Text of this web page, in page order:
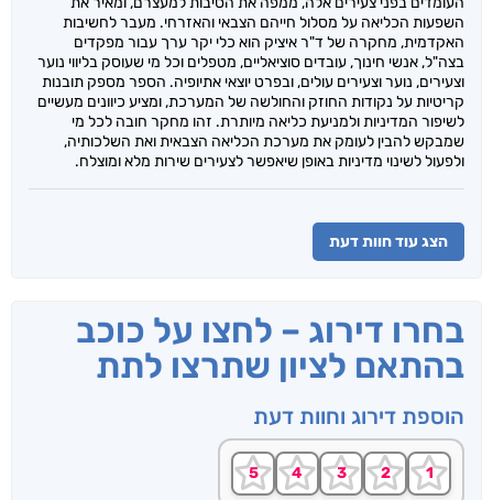
השפעות הכליאה על מסלול חייהם הצבאי והאזרחי. מעבר לחשיבות
האקדמית, מחקרה של ד"ר איציק הוא כלי יקר ערך עבור מפקדים
בצה"ל, אנשי חינוך, עובדים סוציאליים, מטפלים וכל מי שעוסק בליווי נוער
וצעירים, נוער וצעירים עולים, ובפרט יוצאי אתיופיה. הספר מספק תובנות
קריטיות על נקודות החוזק והחולשה של המערכת, ומציע כיוונים מעשיים
לשיפור המדיניות ולמניעת כליאה מיותרת. זהו מחקר חובה לכל מי
שמבקש להבין לעומק את מערכת הכליאה הצבאית ואת השלכותיה,
ולפעול לשינוי מדיניות באופן שיאפשר לצעירים שירות מלא ומוצלח.
הצג עוד חוות דעת
בחרו דירוג – לחצו על כוכב
בהתאם לציון שתרצו לתת
הוספת דירוג וחוות דעת